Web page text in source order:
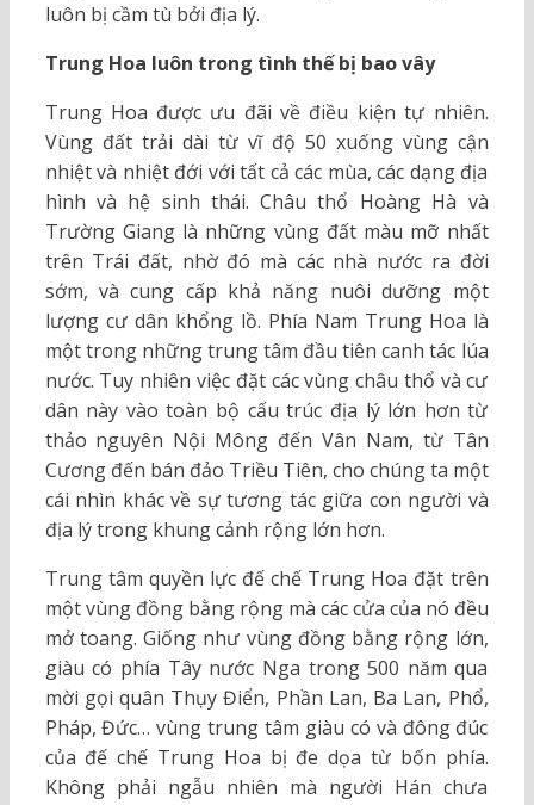
luôn bị cầm tù bởi địa lý.
Trung Hoa luôn trong tình thế bị bao vây
Trung Hoa được ưu đãi về điều kiện tự nhiên.
Vùng đất trải dài từ vĩ độ 50 xuống vùng cận
nhiệt và nhiệt đới với tất cả các mùa, các dạng địa
hình và hệ sinh thái. Châu thổ Hoàng Hà và
Trường Giang là những vùng đất màu mỡ nhất
trên Trái đất, nhờ đó mà các nhà nước ra đời
sớm, và cung cấp khả năng nuôi dưỡng một
lượng cư dân khổng lồ. Phía Nam Trung Hoa là
một trong những trung tâm đầu tiên canh tác lúa
nước. Tuy nhiên việc đặt các vùng châu thổ và cư
dân này vào toàn bộ cấu trúc địa lý lớn hơn từ
thảo nguyên Nội Mông đến Vân Nam, từ Tân
Cương đến bán đảo Triều Tiên, cho chúng ta một
cái nhìn khác về sự tương tác giữa con người và
địa lý trong khung cảnh rộng lớn hơn.
Trung tâm quyền lực đế chế Trung Hoa đặt trên
một vùng đồng bằng rộng mà các cửa của nó đều
mở toang. Giống như vùng đồng bằng rộng lớn,
giàu có phía Tây nước Nga trong 500 năm qua
mời gọi quân Thụy Điển, Phần Lan, Ba Lan, Phổ,
Pháp, Đức… vùng trung tâm giàu có và đông đúc
của đế chế Trung Hoa bị đe dọa từ bốn phía.
Không phải ngẫu nhiên mà người Hán chưa